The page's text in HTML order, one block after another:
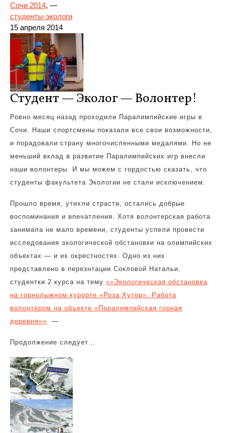
Сочи 2014, —
студенты-экологи
15 апреля 2014
Студент — Эколог — Волонтер!
Ровно месяц назад проходили Паралимпийские игры в
Сочи. Наши спортсмены показали все свои возможности,
и порадовали страну многочисленными медалями. Но не
меньший вклад в развитие Паралимпийских игр внесли
наши волонтеры. И мы можем с гордостью сказать, что
студенты факультета Экологии не стали исключением.
Прошло время, утихли страсти, остались добрые
воспоминания и впечатления. Хотя волонтерская работа
занимала не мало времени, студенты успели провести
исследования экологической обстановки на олимпийских
объектах — и их окрестностях. Одно из них
представлено в перезнтации Сокловой Натальи,
студентки 2 курса на тему ««Экологическая обстановка
на горнолыжном курорте «Роза Хутор». Работа
волонтером на объекте «Паралимпийская горная
деревня»» . —
Продолжение следует…